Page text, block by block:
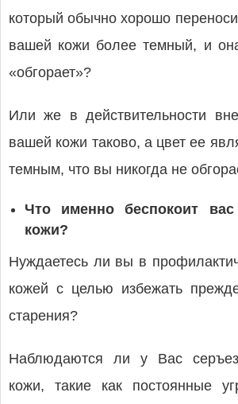
который обычно хорошо
вашей кожи более темный, и
«обгорает»?
Или же в действительности
вашей кожи таково, а цвет ее
темным, что вы никогда не
Что именно беспокоит
кожи?
Нуждаетесь ли вы в
кожей с целью избежать
старения?
Наблюдаются ли у Вас
кожи, такие как постоянные